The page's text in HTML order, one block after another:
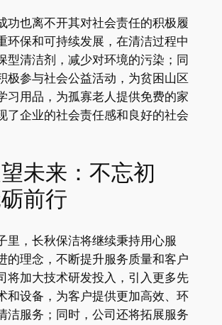
功也离不开其对社会责任的积极履
环保和可持续发展，在清洁过程中
型清洁剂，减少对环境的污染；同
极参与社会公益活动，为贫困山区
习用品，为孤寡老人提供免费的家
了企业的社会责任感和良好的社会
未来：不忘初
前行
里，长秋保洁将继续秉持用心服
的理念，不断提升服务质量和客户
将加大技术研发投入，引入更多先
和设备，为客户提供更加高效、环
洁服务；同时，公司还将拓展服务